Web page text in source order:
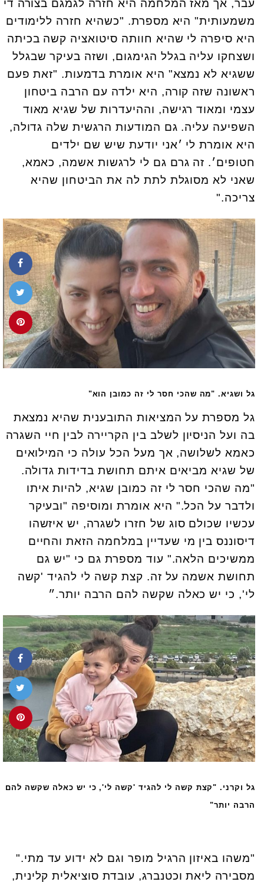
עבר, אך מאז המלחמה היא חזרה לגמגם בצורה די
משמעותית" היא מספרת. "כשהיא חזרה ללימודים
היא סיפרה לי שהיא חוותה סיטואציה קשה בכיתה
ושצחקו עליה בגלל הגימגום, ושזה בעיקר שבגלל
ששגיא לא נמצא" היא אומרת בדמעות. "זאת פעם
ראשונה שזה קורה, היא ילדה עם הרבה ביטחון
עצמי ומאוד רגישה, וההיעדרות של שגיא מאוד
השפיעה עליה. גם המודעות הרגשית שלה גדולה,
היא אומרת לי ׳אני יודעת שיש שם ילדים
חטופים׳. זה גרם גם לי לרגשות אשמה, כאמא,
שאני לא מסוגלת לתת לה את הביטחון שהיא
צריכה."
גל ושגיא. "מה שהכי חסר לי זה כמובן הוא"
גל מספרת על המציאות התובענית שהיא נמצאת
בה ועל הניסיון לשלב בין הקריירה לבין חיי השגרה
כאמא לשלושה, אך מעל הכל עולה כי המילואים
של שגיא מביאים איתם תחושת בדידות גדולה.
"מה שהכי חסר לי זה כמובן שגיא, להיות איתו
ולדבר על הכל." היא אומרת ומוסיפה "ובעיקר
עכשיו שכולם סוג של חזרו לשגרה, יש איזשהו
דיסוננס בין מי שעדיין במלחמה הזאת והחיים
ממשיכים הלאה." עוד מספרת גם כי "יש גם
תחושת אשמה על זה. קצת קשה לי להגיד 'קשה
לי', כי יש כאלה שקשה להם הרבה יותר.״
גל וקרני. "קצת קשה לי להגיד 'קשה לי', כי יש כאלה שקשה להם
הרבה יותר"
"משהו באיזון הרגיל מופר וגם לא ידוע עד מתי."
מסבירה ליאת וכטנברג, עובדת סוציאלית קלינית,